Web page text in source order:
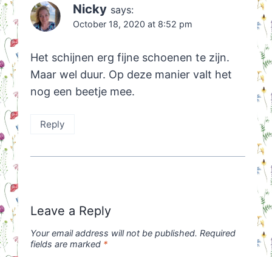
Nicky says:
October 18, 2020 at 8:52 pm
Het schijnen erg fijne schoenen te zijn.
Maar wel duur. Op deze manier valt het
nog een beetje mee.
Reply
Leave a Reply
Your email address will not be published. Required
fields are marked *